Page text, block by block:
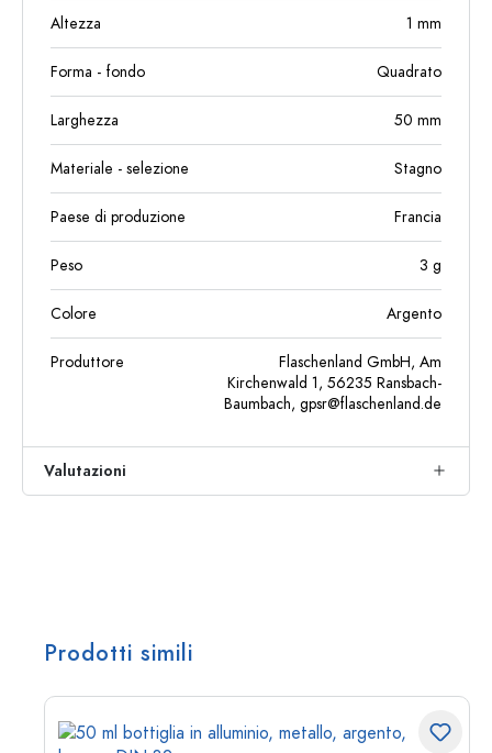
Altezza 1 mm
Forma - fondo Quadrato
Larghezza 50 mm
Materiale - selezione Stagno
Paese di produzione Francia
Peso 3 g
Colore Argento
Produttore
Flaschenland GmbH, Am
Kirchenwald 1, 56235 Ransbach-
Baumbach, gpsr@flaschenland.de
Valutazioni
Prodotti simili